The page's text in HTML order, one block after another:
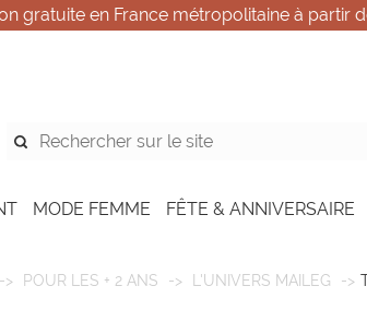
gratuite en France métropolitaine à partir
MODE FEMME FÊTE & ANNIVERSAIRE
POUR LES + 2 ANS L'UNIVERS MAILEG